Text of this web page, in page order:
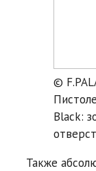
©
Black:
Также